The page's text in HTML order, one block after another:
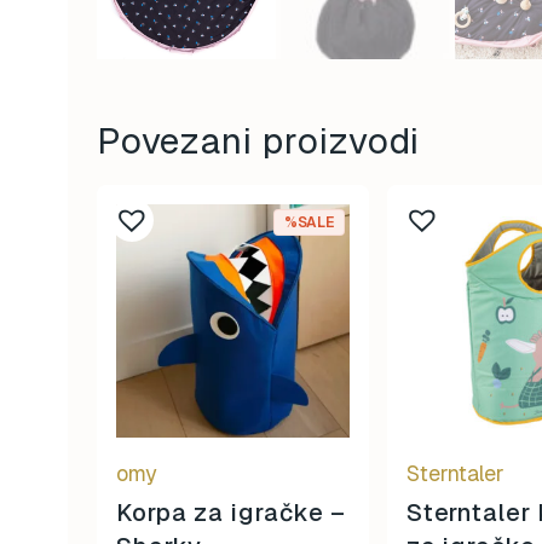
Povezani proizvodi
%SALE
omy
Korpa za igračke –
Sterntaler
Sterntaler